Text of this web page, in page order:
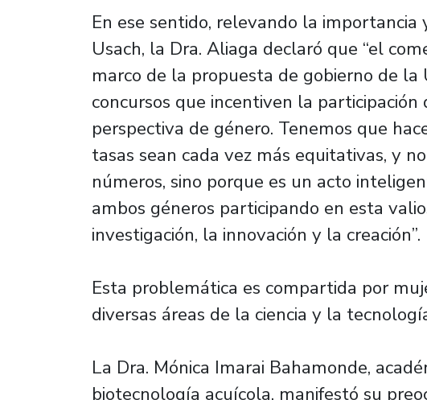
En ese sentido, relevando la
Usach, la Dra. Aliaga declaró que “el
marco de la propuesta de gobierno de la
concursos que incentiven la
perspectiva de género. Tenemos que
tasas sean cada vez más equitativas, y
números, sino porque es un acto
ambos géneros participando en esta
investigación, la innovación y la creación”.
Esta problemática es compartida por
diversas áreas de la ciencia y la
La Dra. Mónica Imarai Bahamonde,
biotecnología acuícola, manifestó su